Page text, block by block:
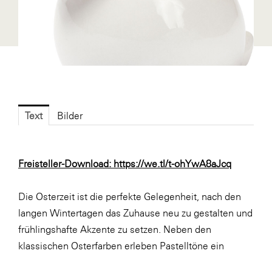
GBV - Verband gemeinnütziger
ikp
Johnson & Johnson
JELD-WEN DANA
Text Bilder
Freisteller-Download: https://we.tl/t-ohYwA8aJcq
Die Osterzeit ist die perfekte Gelegenheit, nach den
langen Wintertagen das Zuhause neu zu gestalten und
frühlingshafte Akzente zu setzen. Neben den
klassischen Osterfarben erleben Pastelltöne ein